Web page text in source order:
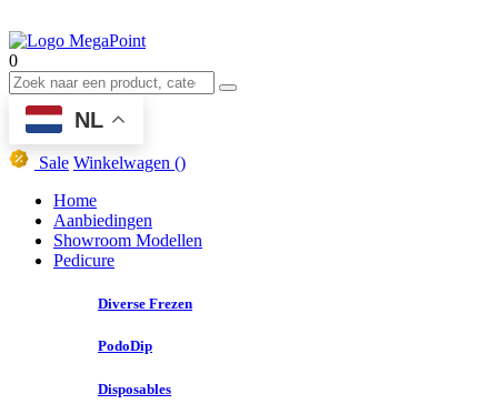
0
NL
Sale Winkelwagen ()
Home
Aanbiedingen
Showroom Modellen
Pedicure
Diverse Frezen
PodoDip
Disposables